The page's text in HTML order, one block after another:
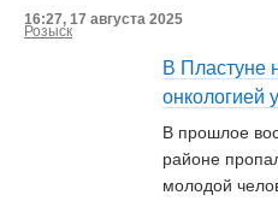
16:27, 17 августа 2025
Розыск
В Пластуне
онкологией
В прошлое
районе
молодой